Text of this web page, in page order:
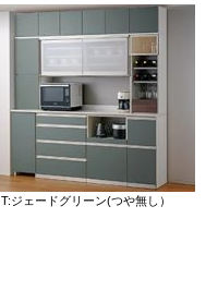
T:ジェードグリーン(つや無し）